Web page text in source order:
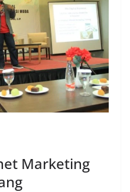
Marketing